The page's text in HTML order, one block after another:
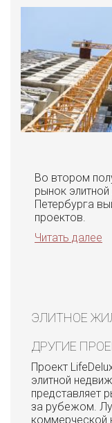
Во втором
рынок
Петербурга
проектов.
Читать далее
ЭЛИТНОЕ
ДРУГИЕ
Проект
элитной
представляет
за рубежом.
коммерческой